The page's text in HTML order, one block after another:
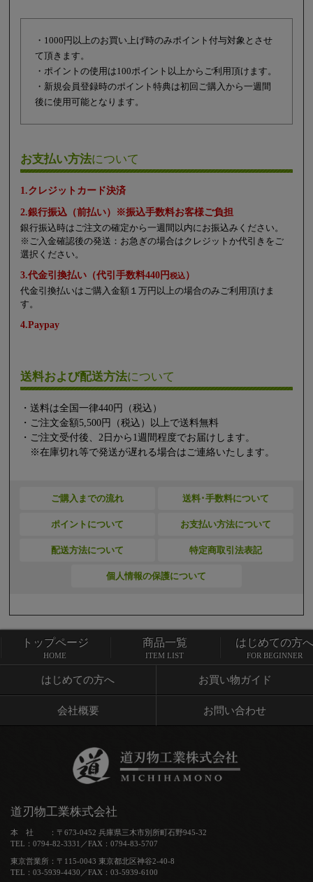
・1000円以上のお買い上げ時のみポイント付与対象とさせ
て頂きます。
・ポイントの使用は100ポイント以上からご利用頂けます。
・新規会員登録時のポイント特典は初回ご購入から一週間
後に使用可能となります。
お支払い方法について
1.クレジットカード決済
2.銀行振込（前払い）※振込手数料お客様ご負担
銀行振込時はご注文の確定から一週間以内にお振込みください。
※ご入金確認後の発送：お急ぎの場合はクレジットか代引きをご
選択ください。
3.代金引換払い（代引手数料440円税込）
代金引換払いはご購入金額１万円以上の場合のみご利用頂けま
す。
4.Paypay
送料および配送方法について
・送料は全国一律440円（税込）
・ご注文金額5,500円（税込）以上で送料無料
・ご注文受付後、2日から1週間程度でお届けします。
※在庫切れ等で発送が遅れる場合はご連絡いたします。
ご購入までの流れ 送料･手数料について
ポイントについて お支払い方法について
配送方法について 特定商取引法表記
個人情報の保護について
トップページ 商品一覧
はじめての方へ お買い物ガイド
会社概要 お問い合わせ
トップページ
HOME
商品一覧
ITEM LIST
はじめての方へ
FOR BEGINNER
道刃物工業株式会社
本 社 ：〒673-0452 兵庫県三木市別所町石野945-32
TEL：0794-82-3331／FAX：0794-83-5707
東京営業所：〒115-0043 東京都北区神谷2-40-8
TEL：03-5939-4430／FAX：03-5939-6100